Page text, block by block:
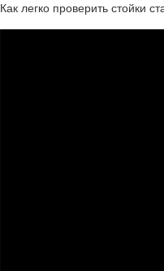
Как легко проверить стойки